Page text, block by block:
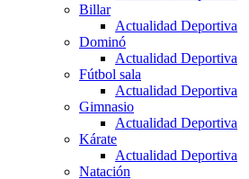
Billar
Actualidad Deportiva
Dominó
Actualidad Deportiva
Fútbol sala
Actualidad Deportiva
Gimnasio
Actualidad Deportiva
Kárate
Actualidad Deportiva
Natación